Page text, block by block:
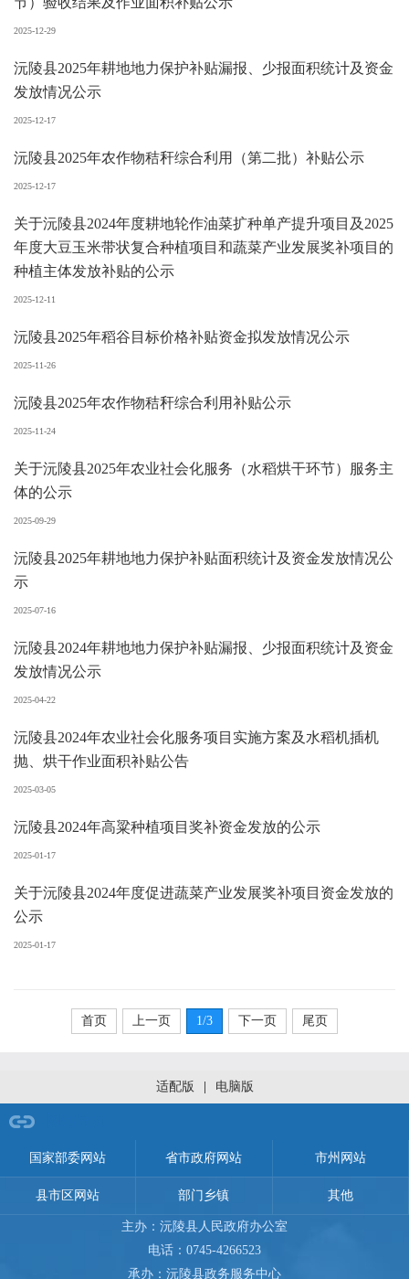
2025-12-29
沅陵县2025年耕地地力保护补贴漏报、少报面积统计及资金
发放情况公示
2025-12-17
沅陵县2025年农作物秸秆综合利用（第二批）补贴公示
2025-12-17
关于沅陵县2024年度耕地轮作油菜扩种单产提升项目及2025
年度大豆玉米带状复合种植项目和蔬菜产业发展奖补项目的
种植主体发放补贴的公示
2025-12-11
沅陵县2025年稻谷目标价格补贴资金拟发放情况公示
2025-11-26
沅陵县2025年农作物秸秆综合利用补贴公示
2025-11-24
关于沅陵县2025年农业社会化服务（水稻烘干环节）服务主
体的公示
2025-09-29
沅陵县2025年耕地地力保护补贴面积统计及资金发放情况公
示
2025-07-16
沅陵县2024年耕地地力保护补贴漏报、少报面积统计及资金
发放情况公示
2025-04-22
沅陵县2024年农业社会化服务项目实施方案及水稻机插机
抛、烘干作业面积补贴公告
2025-03-05
沅陵县2024年高粱种植项目奖补资金发放的公示
2025-01-17
关于沅陵县2024年度促进蔬菜产业发展奖补项目资金发放的
公示
2025-01-17
首页 上一页 1/3 下一页 尾页
适配版 电脑版
国家部委网站 省市政府网站 市州网站
县市区网站 部门乡镇 其他
主办：沅陵县人民政府办公室
电话：0745-4266523
承办：沅陵县政务服务中心